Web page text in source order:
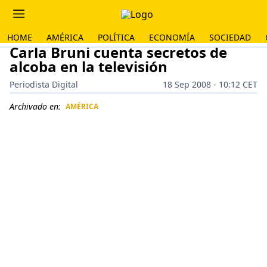
HOME AMÉRICA POLÍTICA ECONOMÍA SOCIEDAD
Carla Bruni cuenta secretos de
alcoba en la televisión
Periodista Digital
18 Sep 2008 - 10:12 CET
Archivado en: AMÉRICA